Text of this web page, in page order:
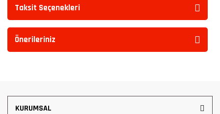
Taksit Seçenekleri
Önerileriniz
KURUMSAL